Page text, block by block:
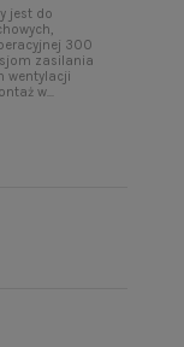
jest do
300
zasilania
wentylacji
w...